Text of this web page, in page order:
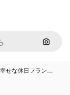
画像で
せな休日フラン…